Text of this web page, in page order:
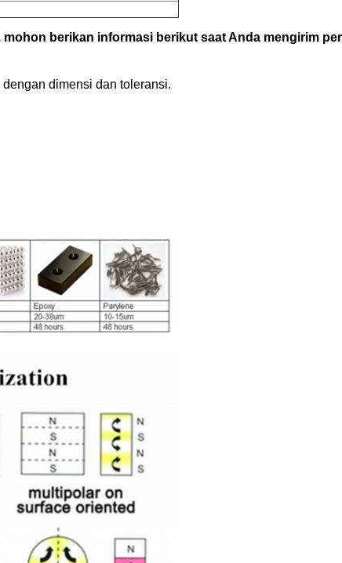
berikan informasi berikut saat Anda mengirim
dimensi dan toleransi.